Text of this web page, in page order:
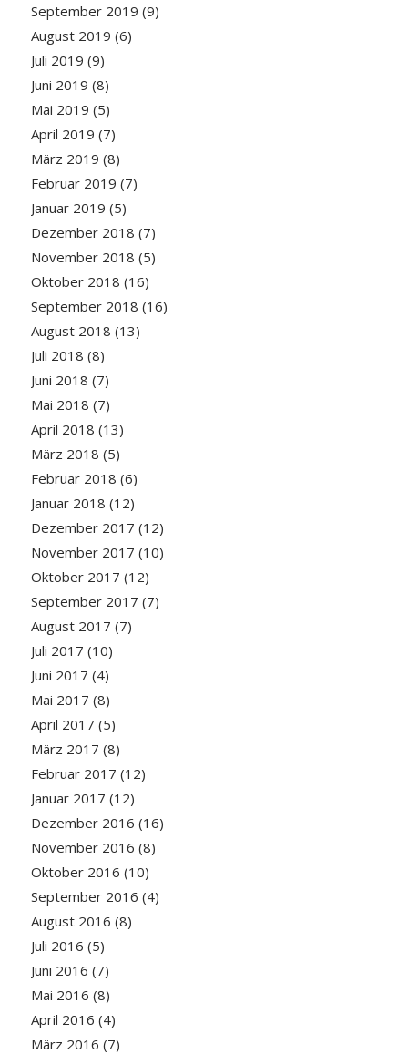
September 2019 (9)
August 2019 (6)
Juli 2019 (9)
Juni 2019 (8)
Mai 2019 (5)
April 2019 (7)
März 2019 (8)
Februar 2019 (7)
Januar 2019 (5)
Dezember 2018 (7)
November 2018 (5)
Oktober 2018 (16)
September 2018 (16)
August 2018 (13)
Juli 2018 (8)
Juni 2018 (7)
Mai 2018 (7)
April 2018 (13)
März 2018 (5)
Februar 2018 (6)
Januar 2018 (12)
Dezember 2017 (12)
November 2017 (10)
Oktober 2017 (12)
September 2017 (7)
August 2017 (7)
Juli 2017 (10)
Juni 2017 (4)
Mai 2017 (8)
April 2017 (5)
März 2017 (8)
Februar 2017 (12)
Januar 2017 (12)
Dezember 2016 (16)
November 2016 (8)
Oktober 2016 (10)
September 2016 (4)
August 2016 (8)
Juli 2016 (5)
Juni 2016 (7)
Mai 2016 (8)
April 2016 (4)
März 2016 (7)